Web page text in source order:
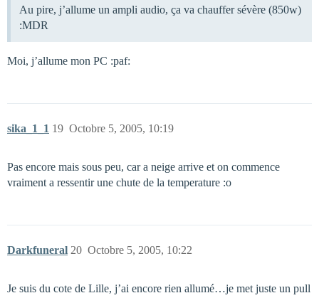
Au pire, j’allume un ampli audio, ça va chauffer sévère (850w)
:MDR
Moi, j’allume mon PC :paf:
sika_1_1 Octobre 5, 2005, 10:19
19
Pas encore mais sous peu, car a neige arrive et on commence
vraiment a ressentir une chute de la temperature :o
Darkfuneral Octobre 5, 2005, 10:22
20
Je suis du cote de Lille, j’ai encore rien allumé…je met juste un pull